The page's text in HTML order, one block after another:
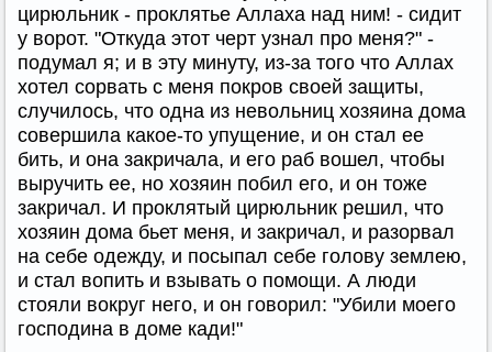
цирюльник - проклятье Аллаха над ним! - сидит
у ворот. "Откуда этот черт узнал про меня?" -
подумал я; и в эту минуту, из-за того что Аллах
хотел сорвать с меня покров своей защиты,
случилось, что одна из невольниц хозяина дома
совершила какое-то упущение, и он стал ее
бить, и она закричала, и его раб вошел, чтобы
выручить ее, но хозяин побил его, и он тоже
закричал. И проклятый цирюльник решил, что
хозяин дома бьет меня, и закричал, и разорвал
на себе одежду, и посыпал себе голову землею,
и стал вопить и взывать о помощи. А люди
стояли вокруг него, и он говорил: "Убили моего
господина в доме кади!"